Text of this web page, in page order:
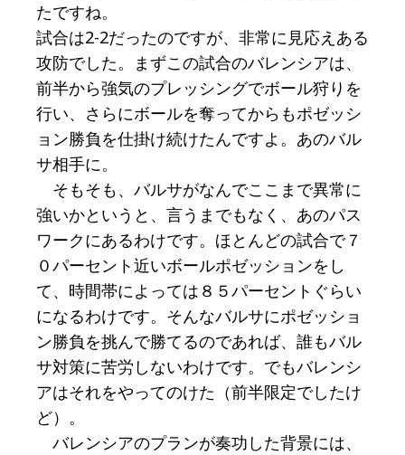
たですね。
試合は2-2だったのですが、非常に見応えある
攻防でした。まずこの試合のバレンシアは、
前半から強気のプレッシングでボール狩りを
行い、さらにボールを奪ってからもポゼッシ
ョン勝負を仕掛け続けたんですよ。あのバル
サ相手に。
そもそも、バルサがなんでここまで異常に
強いかというと、言うまでもなく、あのパス
ワークにあるわけです。ほとんどの試合で７
０パーセント近いボールポゼッションをし
て、時間帯によっては８５パーセントぐらい
になるわけです。そんなバルサにポゼッショ
ン勝負を挑んで勝てるのであれば、誰もバル
サ対策に苦労しないわけです。でもバレンシ
アはそれをやってのけた（前半限定でしたけ
ど）。
バレンシアのプランが奏功した背景には、